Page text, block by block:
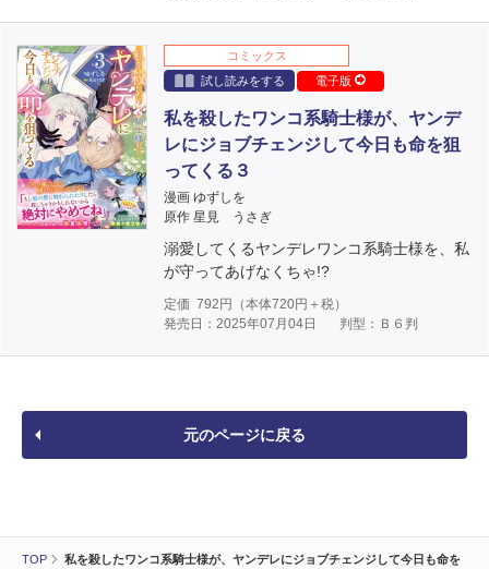
TOP 私を殺したワンコ系騎士様が、ヤンデレにジョブチェンジして今日も命を
コミックス
試し読みをする
電子版
私を殺したワンコ系騎士様が、ヤンデ
レにジョブチェンジして今日も命を狙
ってくる３
漫画 ゆずしを
原作 星見 うさぎ
溺愛してくるヤンデレワンコ系騎士様を、私
が守ってあげなくちゃ!?
定価 792 円（本体720円＋税）
発売日：2025年07月04日
判型：Ｂ６判
元のページに戻る